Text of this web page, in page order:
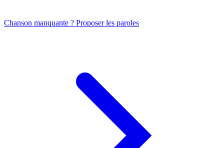
Chanson manquante ? Proposer les paroles